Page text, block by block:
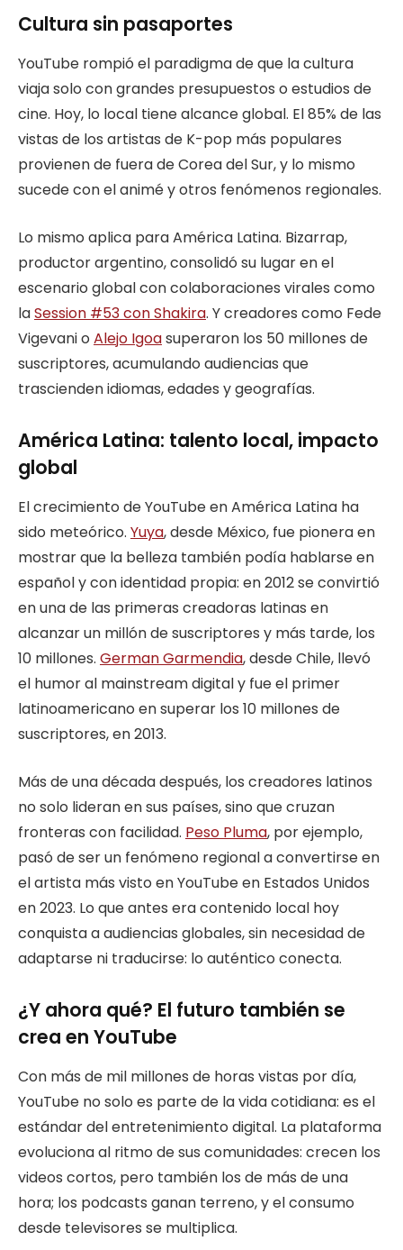
Cultura sin pasaportes
YouTube rompió el paradigma de que la cultura
viaja solo con grandes presupuestos o estudios de
cine. Hoy, lo local tiene alcance global. El 85% de las
vistas de los artistas de K-pop más populares
provienen de fuera de Corea del Sur, y lo mismo
sucede con el animé y otros fenómenos regionales.
Lo mismo aplica para América Latina. Bizarrap,
productor argentino, consolidó su lugar en el
escenario global con colaboraciones virales como
laSession #53 con Shakira. Y creadores como Fede
Vigevani o Alejo Igoasuperaron los 50 millones de
suscriptores, acumulando audiencias que
trascienden idiomas, edades y geografías.
América Latina: talento local, impacto
global
El crecimiento de YouTube en América Latina ha
sido meteórico. Yuya, desde México, fue pionera en
mostrar que la belleza también podía hablarse en
español y con identidad propia: en 2012 se convirtió
en una de las primeras creadoras latinas en
alcanzar un millón de suscriptores y más tarde, los
10 millones. German Garmendia, desde Chile, llevó
el humor al mainstream digital y fue el primer
latinoamericano en superar los 10 millones de
suscriptores, en 2013.
Más de una década después, los creadores latinos
no solo lideran en sus países, sino que cruzan
fronteras con facilidad. Peso Pluma, por ejemplo,
pasó de ser un fenómeno regional a convertirse en
el artista más visto en YouTube en Estados Unidos
en 2023. Lo que antes era contenido local hoy
conquista a audiencias globales, sin necesidad de
adaptarse ni traducirse: lo auténtico conecta.
¿Y ahora qué? El futuro también se
crea en YouTube
Con más de mil millones de horas vistas por día,
YouTube no solo es parte de la vida cotidiana: es el
estándar del entretenimiento digital. La plataforma
evoluciona al ritmo de sus comunidades: crecen los
videos cortos, pero también los de más de una
hora; los podcasts ganan terreno, y el consumo
desde televisores se multiplica.